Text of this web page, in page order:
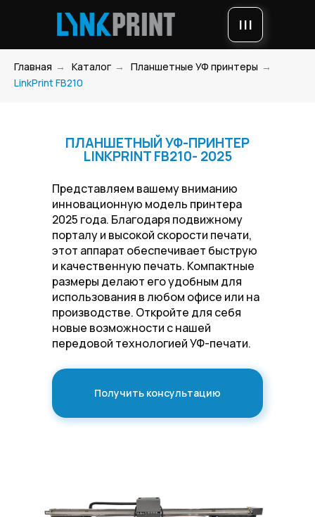
|||
Главная → Каталог → Планшетные УФ принтеры →
LinkPrint FB210
ПЛАНШЕТНЫЙ УФ-ПРИНТЕР
LINKPRINT FB210- 2025
Представляем вашему вниманию
инновационную модель принтера
2025 года. Благодаря подвижному
порталу и высокой скорости печати,
этот аппарат обеспечивает быструю
и качественную печать. Компактные
размеры делают его удобным для
использования в любом офисе или на
производстве. Откройте для себя
новые возможности с нашей
передовой технологией УФ-печати.
Получить консультацию